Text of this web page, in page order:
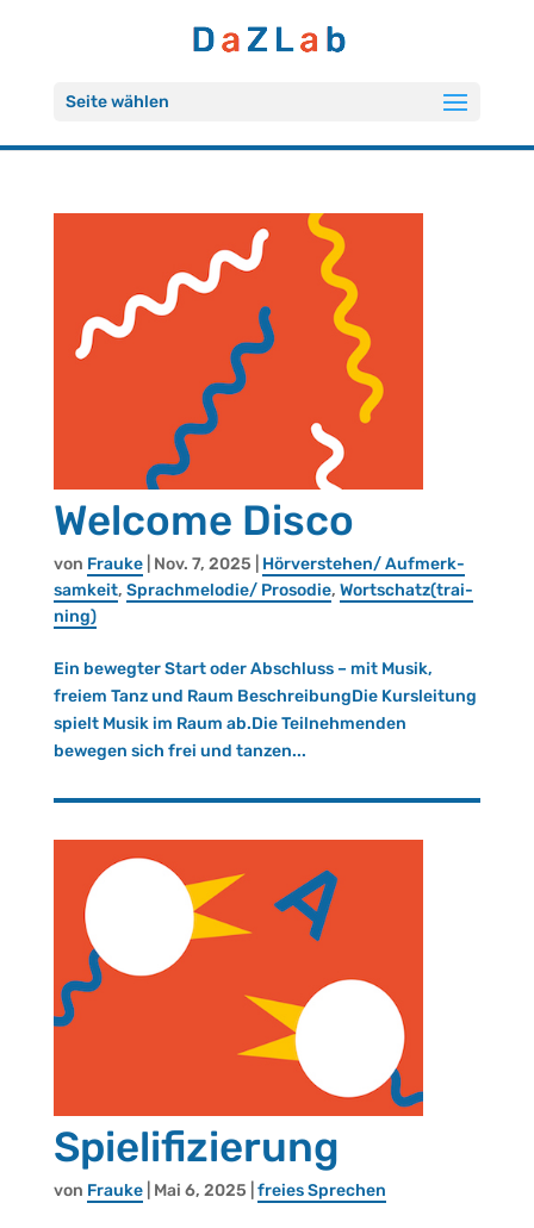
Seite wählen
Welcome Disco
von Frau­ke| Nov. 7, 2025
Hör­ver­ste­hen/ Auf­merk­
sam­keit, Sprach­me­lo­die/ Pro­so­die, Wort­schatz(trai­
ning)
Ein bewegter Start oder Abschluss – mit Musik,
freiem Tanz und Raum BeschreibungDie Kursleitung
spielt Musik im Raum ab.Die Teilnehmenden
bewegen sich frei und tanzen...
Spielifizierung
von Frau­ke| Mai 6, 2025 frei­es Spre­chen